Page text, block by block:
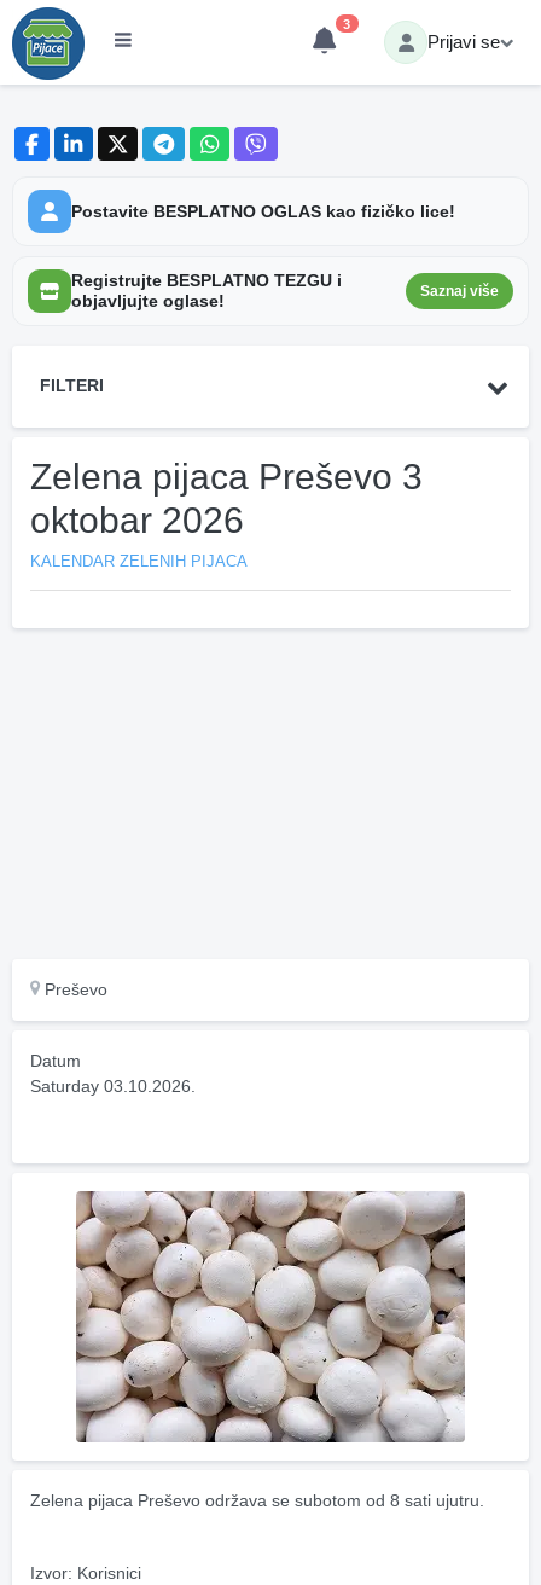
3
Prijavi se
Postavite BESPLATNO OGLAS kao fizičko lice!
Registrujte BESPLATNO TEZGU i
objavljujte oglase!
Saznaj više
FILTERI
Zelena pijaca Preševo 3
oktobar 2026
KALENDAR ZELENIH PIJACA
Preševo
Datum
Saturday 03.10.2026.
Zelena pijaca Preševo održava se subotom od 8 sati ujutru.
Izvor: Korisnici